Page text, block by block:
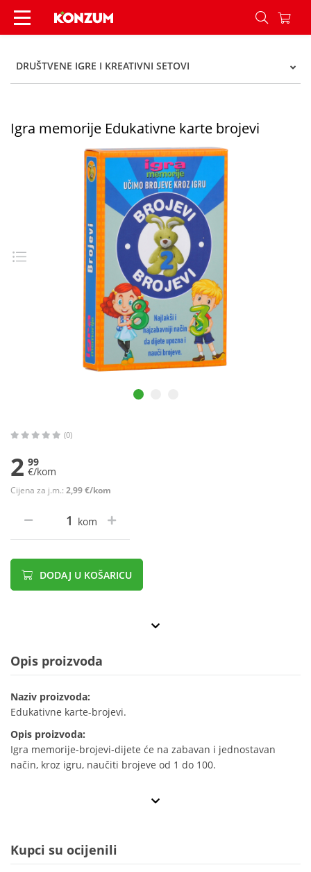
Igra memorije Edukativne karte brojevi - Konzum
DRUŠTVENE IGRE I KREATIVNI SETOVI
Igra memorije Edukativne karte brojevi
(0)
2 99
€/kom
Cijena za j.m.: 2,99 €/kom
kom
DODAJ U KOŠARICU
Opis proizvoda
Naziv proizvoda:
Edukativne karte-brojevi.
Opis proizvoda:
Igra memorije-brojevi-dijete će na zabavan i jednostavan
način, kroz igru, naučiti brojeve od 1 do 100.
Kupci su ocijenili